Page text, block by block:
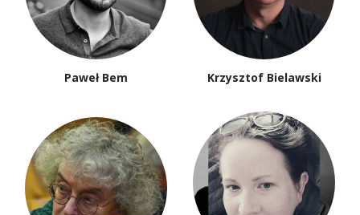
Paweł Bem Krzysztof Bielawski